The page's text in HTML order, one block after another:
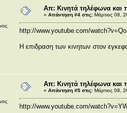
Απ: Κινητά τηλέφωνα και
« Απάντηση #4 στις:Μάρτιος 08,
http://www.youtube.com/
H επιδραση των κινητων στον
Απ: Κινητά τηλέφωνα και
« Απάντηση #5 στις:Μάρτιος 08,
http://www.youtube.com/